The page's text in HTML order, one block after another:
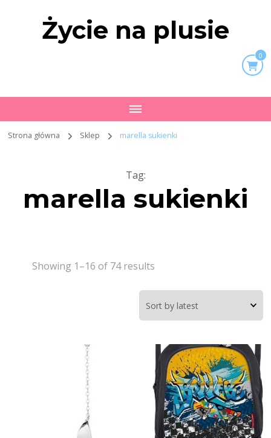
Życie na plusie
0
Strona główna Sklep marella sukienki
Tag:
marella sukienki
Showing 1–16 of 74 results